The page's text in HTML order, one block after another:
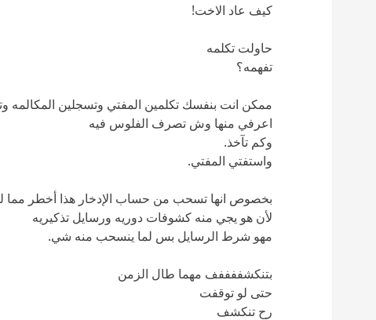
كيف عاد الاخت!
حاولت تكلمه
تفهمه؟
ممكن انت بنفسك تكلمين المفتي وتسجلين المكالمه
اعرفي منها وش تصرف الفلوس فيه
وكم تآخذ.
واستفتي المفتي.
بخصوص انها تسحب من حساب الإدخار هذا أخطر
لأن هو يجي منه كشوفات دوريه ورسايل تذكيريه
مهو شرط الرسايل بس لما ينسحب منه شي.
بتنكشففففف مهما طال الزمن
حتى لو توقفت
رح تنكشف